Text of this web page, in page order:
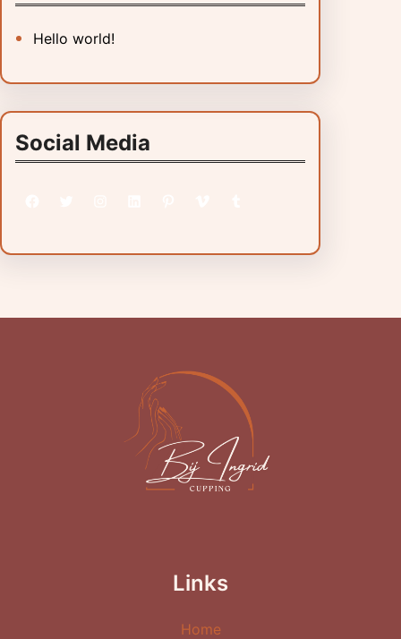
Hello world!
Social Media
Links
Home